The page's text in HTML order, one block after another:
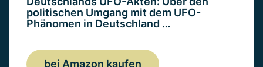
politischen Umgang mit dem UFO-
Phänomen in Deutschland …
bei Amazon kaufen